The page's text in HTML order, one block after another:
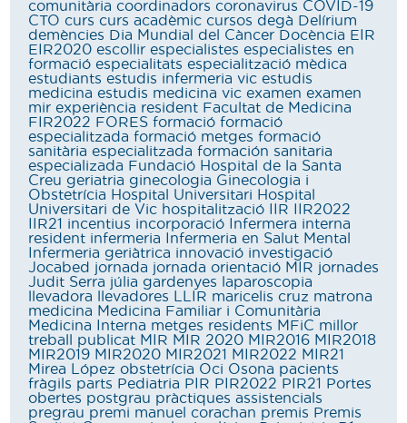
comunitària coordinadors coronavirus COVID-19
CTO curs curs acadèmic cursos degà Delírium
demències Dia Mundial del Càncer Docència EIR
EIR2020 escollir especialistes especialistes en
formació especialitats especialització mèdica
estudiants estudis infermeria vic estudis
medicina estudis medicina vic examen examen
mir experiència resident Facultat de Medicina
FIR2022 FORES formació formació
especialitzada formació metges formació
sanitària especialitzada formación sanitaria
especializada Fundació Hospital de la Santa
Creu geriatria ginecologia Ginecologia i
Obstetrícia Hospital Universitari Hospital
Universitari de Vic hospitalització IIR IIR2022
IIR21 incentius incorporació Infermera interna
resident infermeria Infermeria en Salut Mental
Infermeria geriàtrica innovació investigació
Jocabed jornada jornada orientació MIR jornades
Judit Serra júlia gardenyes laparoscopia
llevadora llevadores LLIR maricelis cruz matrona
medicina Medicina Familiar i Comunitària
Medicina Interna metges residents MFiC millor
treball publicat MIR MIR 2020 MIR2016 MIR2018
MIR2019 MIR2020 MIR2021 MIR2022 MIR21
Mirea López obstetrícia Oci Osona pacients
fràgils parts Pediatria PIR PIR2022 PIR21 Portes
obertes postgrau pràctiques assistencials
pregrau premi manuel corachan premis Premis